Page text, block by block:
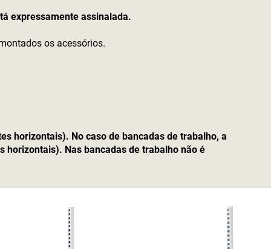
expressamente assinalada.
os acessórios.
horizontais). No caso de bancadas de trabalho, a
horizontais). Nas bancadas de trabalho não é